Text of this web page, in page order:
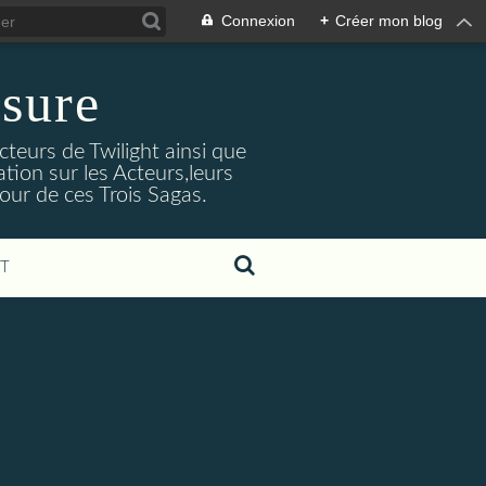
Connexion + Créer mon blog
de Twilight ainsi que
sur les Acteurs,leurs
de ces Trois Sagas.